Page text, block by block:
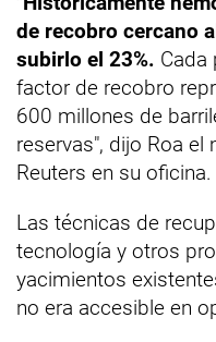
de recobro cercano
subirlo el 23%. Cada
factor de recobro
600 millones de
reservas", dijo Roa el
Reuters en su oficina.
Las técnicas de
tecnología y otros
yacimientos
no era accesible en